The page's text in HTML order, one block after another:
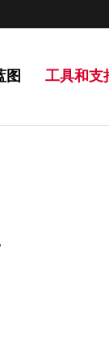
图 工具和支